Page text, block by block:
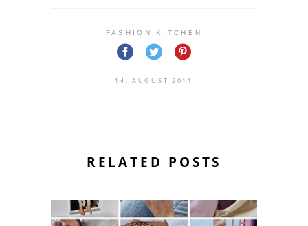
FASHION KITCHEN
14. AUGUST 2011
RELATED POSTS